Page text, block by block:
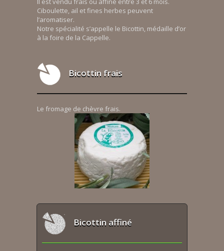
Ciboulette, ail et fines herbes peuvent
l’aromatiser.
Notre spécialité s’appelle le Bicottin, médaille d’or
à la foire de la Cappelle.
Bicottin frais
Le fromage de chèvre frais.
Bicottin affiné